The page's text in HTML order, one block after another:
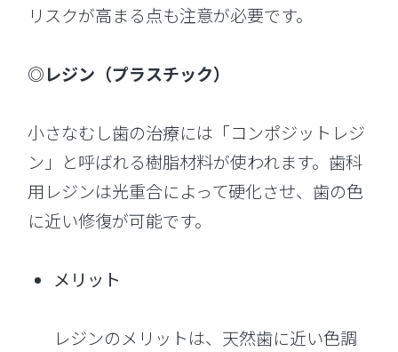
リスクが高まる点も注意が必要です。
◎レジン（プラスチック）
小さなむし歯の治療には「コンポジットレジ
ン」と呼ばれる樹脂材料が使われます。歯科
用レジンは光重合によって硬化させ、歯の色
に近い修復が可能です。
メリット
レジンのメリットは、天然歯に近い色調